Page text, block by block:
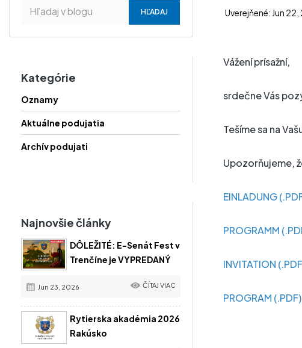
Kategórie
Oznamy
Aktuálne podujatia
Archív podujati
Najnovšie články
DÔLEŽITÉ: E-Senát Fest v
Trenčíne je VYPREDANÝ
Jun 23, 2026 ČÍTAJ VIAC
Rytierska akadémia 2026
Rakúsko
Uverejňené: Jun
Vážení prísažní,
srdečne Vás
Tešíme sa na
Upozorňujeme,
EINLADUNG
PROGRAMM
INVITATION
PROGRAM (.PDF)